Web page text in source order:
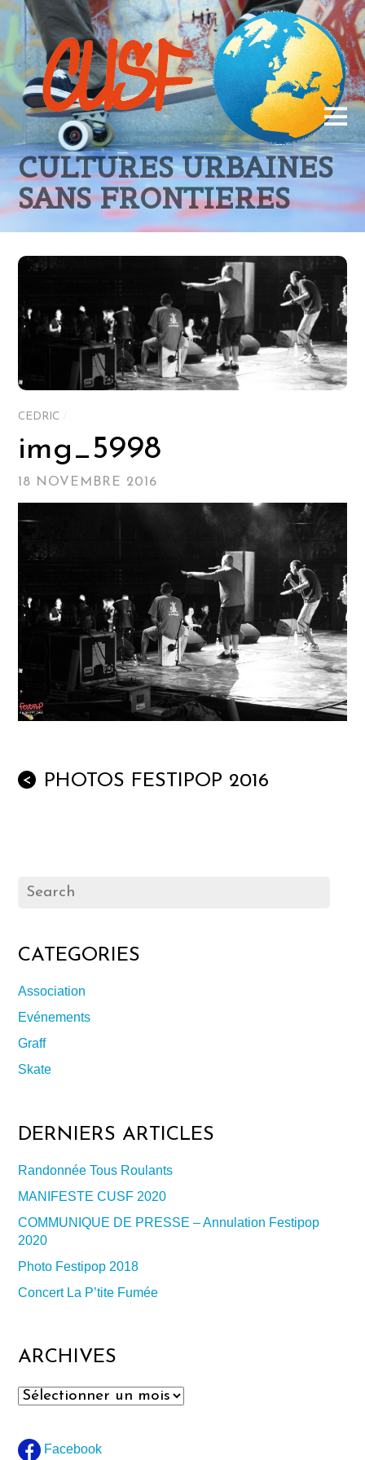
CULTURES URBAINES
SANS FRONTIERES
CEDRIC
img_5998
18 NOVEMBRE 2016
< PHOTOS FESTIPOP 2016
CATEGORIES
Association
Evénements
Graff
Skate
DERNIERS ARTICLES
Randonnée Tous Roulants
MANIFESTE CUSF 2020
COMMUNIQUE DE PRESSE – Annulation Festipop
2020
Photo Festipop 2018
Concert La P’tite Fumée
ARCHIVES
Archives
Facebook